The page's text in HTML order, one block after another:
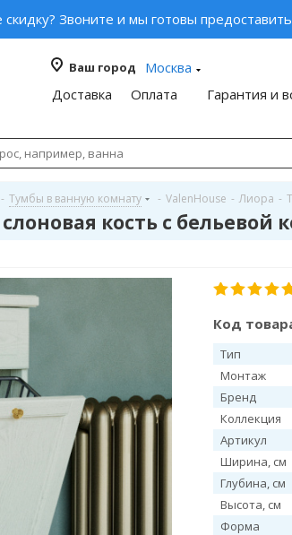
скидку? Звоните и мы готовы
Ваш город
Москва
Доставка
Оплата Гарантия и
- Тумбы в ванную комнату - ValenHouse - Лиора -
кость с бельевой
Код
Тип
Монтаж
Бренд
Коллекция
Артикул
Ширина, см
Глубина, см
Высота, см
Форма